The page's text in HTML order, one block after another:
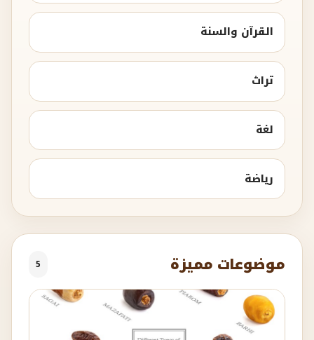
القرآن والسنة
تراث
لغة
رياضة
موضوعات مميزة 5